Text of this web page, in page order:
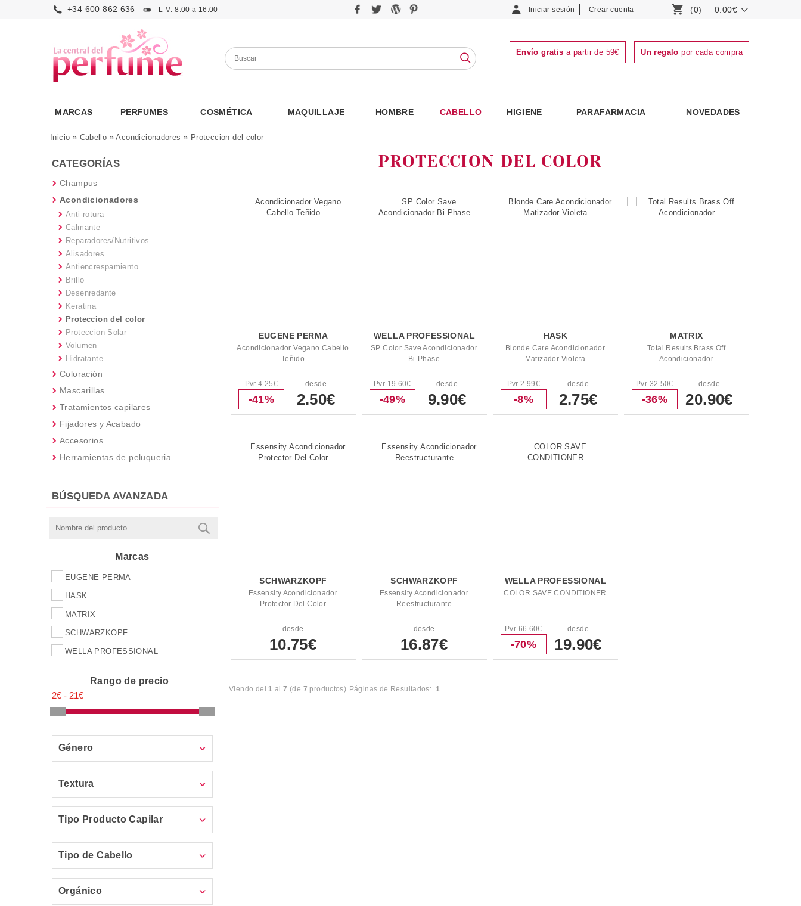
+34 600 862 636 L-V: 8:00 a 16:00 Iniciar sesión Crear cuenta (0) 0.00€
Envío gratis a partir de 59€ Un regalo por cada compra
MARCAS PERFUMES COSMÉTICA MAQUILLAJE HOMBRE CABELLO HIGIENE PARAFARMACIA NOVEDADES
Inicio » Cabello »Acondicionadores » Proteccion del color
CATEGORÍAS
Champus
Acondicionadores
Anti-rotura
Calmante
Reparadores/Nutritivos
Alisadores
Antiencrespamiento
Brillo
Desenredante
Keratina
Proteccion del color
Proteccion Solar
Volumen
Hidratante
Coloración
Mascarillas
Tratamientos capilares
Fijadores y Acabado
Accesorios
Herramientas de peluqueria
BÚSQUEDA AVANZADA
Marcas
EUGENE PERMA
HASK
MATRIX
SCHWARZKOPF
WELLA PROFESSIONAL
Rango de precio
Género
Textura
Tipo Producto Capilar
Tipo de Cabello
Orgánico
PROTECCION DEL COLOR
EUGENE PERMA
Acondicionador Vegano Cabello
Teñido
Pvr 4.25€
-41%
desde
2.50€
WELLA PROFESSIONAL
SP Color Save Acondicionador
Bi-Phase
Pvr 19.60€
-49%
desde
9.90€
HASK
Blonde Care Acondicionador
Matizador Violeta
Pvr 2.99€
-8%
desde
2.75€
MATRIX
Total Results Brass Off
Acondicionador
Pvr 32.50€
-36%
desde
20.90€
SCHWARZKOPF
Essensity Acondicionador
Protector Del Color
desde
10.75€
SCHWARZKOPF
Essensity Acondicionador
Reestructurante
desde
16.87€
WELLA PROFESSIONAL
COLOR SAVE CONDITIONER
Pvr 66.60€
-70%
desde
19.90€
Viendo del1 al7 (de 7 productos) Páginas de Resultados:1